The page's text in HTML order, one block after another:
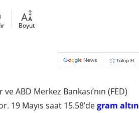
Boyut
ABD Merkez Bankası’nın (FED)
19 Mayıs saat 15.58’degram altın